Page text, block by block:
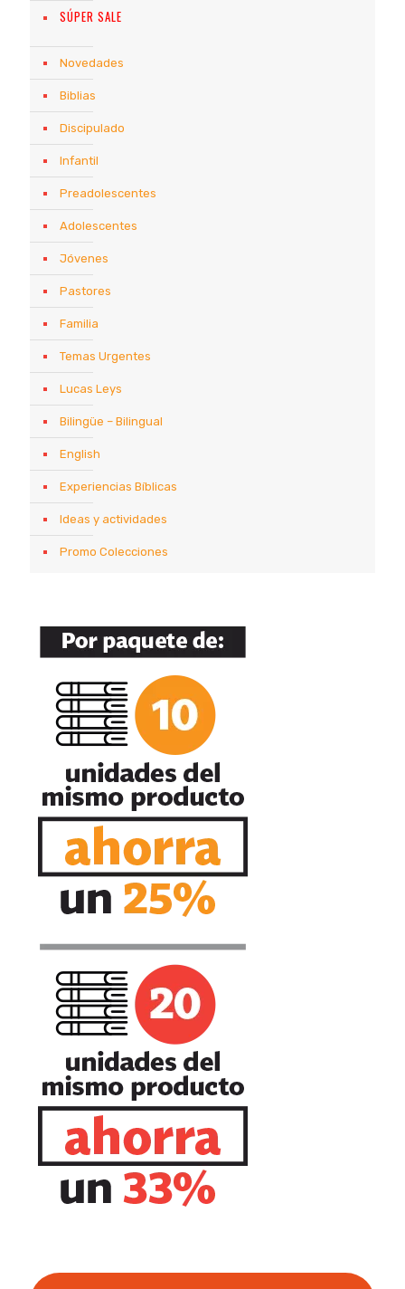
SÚPER SALE
Novedades
Biblias
Discipulado
Infantil
Preadolescentes
Adolescentes
Jóvenes
Pastores
Familia
Temas Urgentes
Lucas Leys
Bilingüe – Bilingual
English
Experiencias Bíblicas
Ideas y actividades
Promo Colecciones